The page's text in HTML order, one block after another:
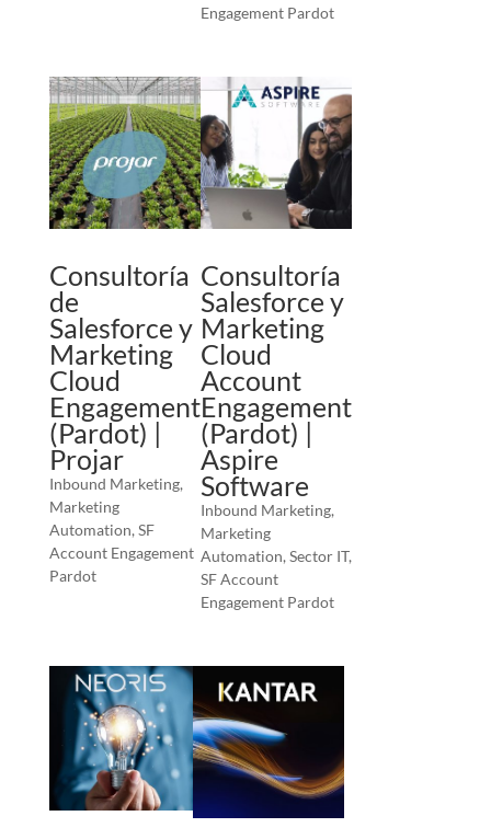
Engagement Pardot
Consultoría
de
Salesforce y
Marketing
Cloud
Engagement
(Pardot) |
Projar
Inbound Marketing,
Marketing
Automation, SF
Account Engagement
Pardot
Consultoría
Salesforce y
Marketing
Cloud
Account
Engagement
(Pardot) |
Aspire
Software
Inbound Marketing,
Marketing
Automation, Sector IT,
SF Account
Engagement Pardot